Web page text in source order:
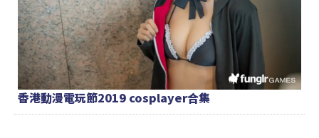
香港動漫電玩節2019 cosplayer合集